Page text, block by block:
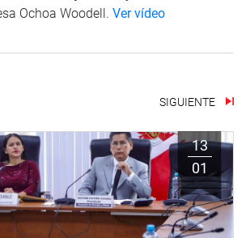
Ochoa Woodell. Ver vídeo
SIGUIENTE
13
01